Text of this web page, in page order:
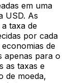
em uma
USD. As
taxa de
por cada
de
apenas para o
as taxas e
de moeda,